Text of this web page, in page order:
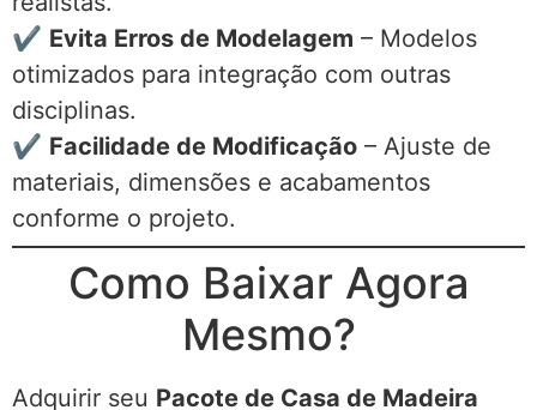
✔ Evita Erros de Modelagem – Modelos
otimizados para integração com outras
disciplinas.
✔ Facilidade de Modificação – Ajuste de
materiais, dimensões e acabamentos
conforme o projeto.
Como Baixar Agora
Mesmo?
Adquirir seu Pacote de Casa de Madeira